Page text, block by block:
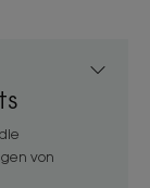
und
von